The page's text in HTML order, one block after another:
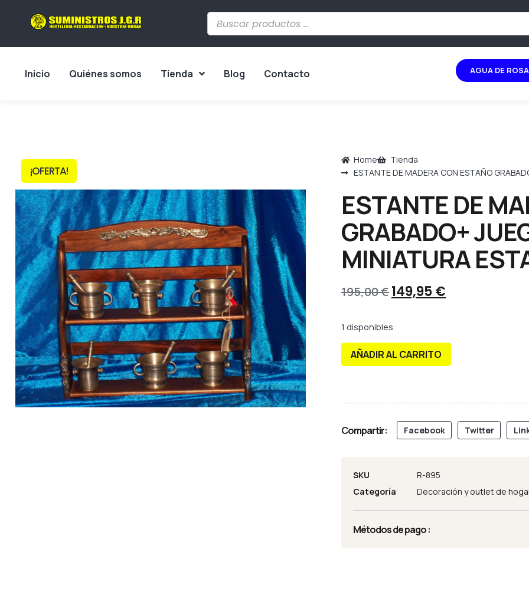
Inicio Quiénes somos Tienda Blog Contacto AGUA DE ROSA
¡OFERTA!
Home
Tienda
ESTANTE DE MADERA CON ESTAÑO
ESTANTE DE
GRABADO+
MINIATURA
195,00€149,95€
1 disponibles
AÑADIR AL CARRITO
Compartir: Facebook Twitter
SKU
R-895
Categoría
Decoración y outlet de
Métodos de pago :